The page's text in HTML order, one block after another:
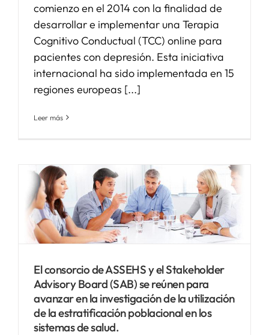
comienzo en el 2014 con la finalidad de
desarrollar e implementar una Terapia
Cognitivo Conductual (TCC) online para
pacientes con depresión. Esta iniciativa
internacional ha sido implementada en 15
regiones europeas [...]
Leer más
El consorcio de ASSEHS y el Stakeholder
Advisory Board (SAB) se reúnen para
avanzar en la investigación de la utilización
de la estratificación poblacional en los
sistemas de salud.